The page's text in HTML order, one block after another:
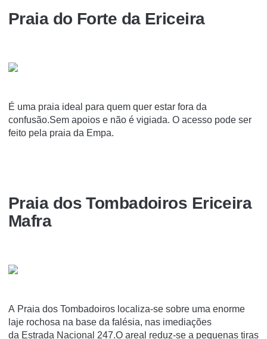
Praia do Forte da Ericeira
É uma praia ideal para quem quer estar fora da
confusão.Sem apoios e não é vigiada. O acesso pode ser
feito pela praia da Empa.
Praia dos Tombadoiros Ericeira
Mafra
A Praia dos Tombadoiros localiza-se sobre uma enorme
laje rochosa na base da falésia, nas imediações
da Estrada Nacional 247.O areal reduz-se a pequenas tiras